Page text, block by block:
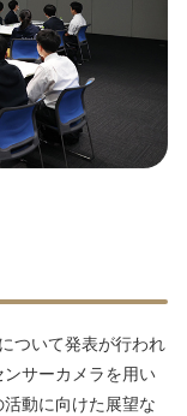
ついて発表が行われ
サーカメラを用い
動に向けた展望な